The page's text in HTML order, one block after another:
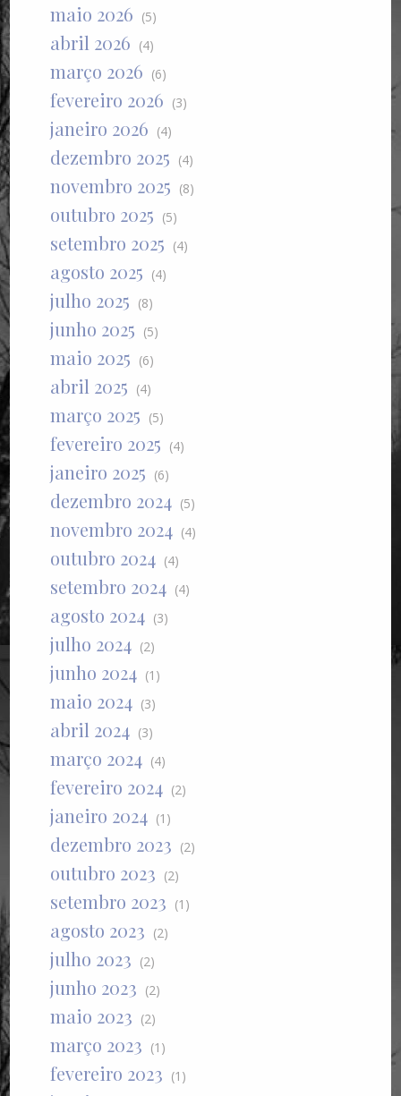
maio 2026 (5)
abril 2026 (4)
março 2026 (6)
fevereiro 2026 (3)
janeiro 2026 (4)
dezembro 2025 (4)
novembro 2025 (8)
outubro 2025 (5)
setembro 2025 (4)
agosto 2025 (4)
julho 2025 (8)
junho 2025 (5)
maio 2025 (6)
abril 2025 (4)
março 2025 (5)
fevereiro 2025 (4)
janeiro 2025 (6)
dezembro 2024 (5)
novembro 2024 (4)
outubro 2024 (4)
setembro 2024 (4)
agosto 2024 (3)
julho 2024 (2)
junho 2024 (1)
maio 2024 (3)
abril 2024 (3)
março 2024 (4)
fevereiro 2024 (2)
janeiro 2024 (1)
dezembro 2023 (2)
outubro 2023 (2)
setembro 2023 (1)
agosto 2023 (2)
julho 2023 (2)
junho 2023 (2)
maio 2023 (2)
março 2023 (1)
fevereiro 2023 (1)